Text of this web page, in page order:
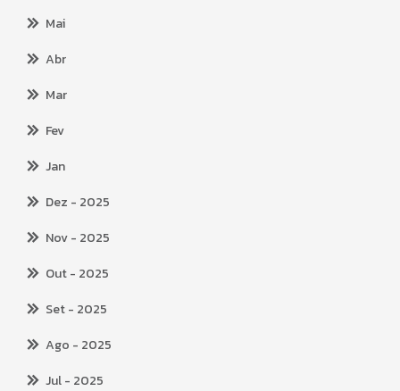
Mai
Abr
Mar
Fev
Jan
Dez - 2025
Nov- 2025
Out- 2025
Set- 2025
Ago - 2025
Jul- 2025